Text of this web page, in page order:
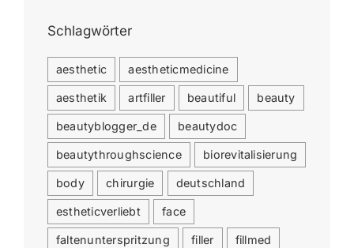
Schlagwörter
aesthetic aestheticmedicine
aesthetik artfiller beautiful beauty
beautyblogger_de beautydoc
beautythroughscience biorevitalisierung
body chirurgie deutschland
estheticverliebt face
faltenunterspritzung filler fillmed